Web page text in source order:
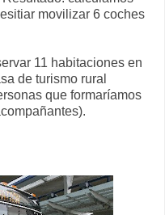
movilizar 6 coches
11 habitaciones en
de turismo rural
que formaríamos